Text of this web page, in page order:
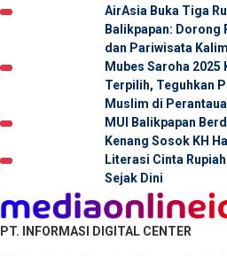
AirAsia Buka Tiga
Balikpapan: Dorong
dan Pariwisata
Mubes Saroha 2025
Terpilih, Teguhkan
Muslim di
MUI Balikpapan
Kenang Sosok KH
Literasi Cinta
Sejak Dini
PT. INFORMASI DIGITAL CENTER